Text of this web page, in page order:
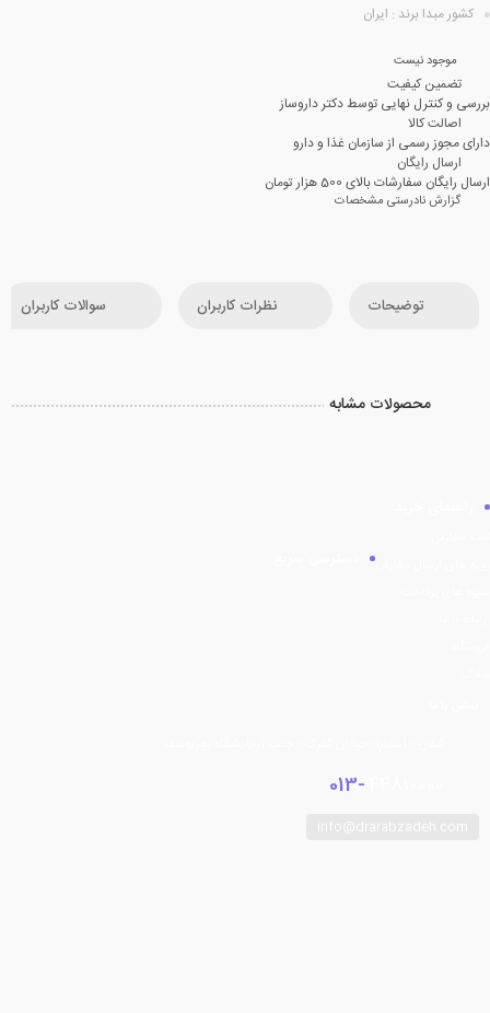
کشور مبدا برند : ایران
موجود نیست
تضمین کیفیت
بررسی و کنترل نهایی توسط دکتر داروساز
اصالت کالا
دارای مجوز رسمی از سازمان غذا و دارو
ارسال رایگان
ارسال رایگان سفارشات بالای 500 هزار تومان
گزارش نادرستی مشخصات
توضیحات نظرات کاربران سوالات کاربران
محصولات مشابه
013-
info@drarabzadeh.com